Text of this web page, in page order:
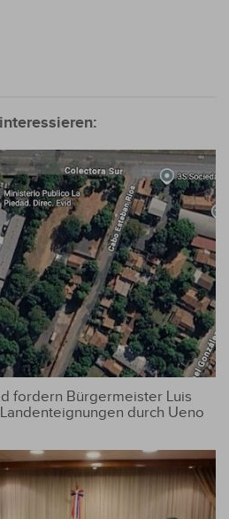
fordern Bürgermeister Luis
durch Ueno